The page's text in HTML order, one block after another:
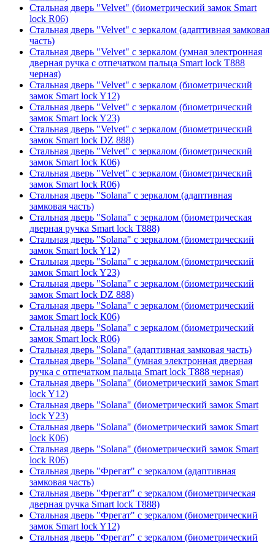
Стальная дверь "Velvet" (биометрический замок Smart
lock R06)
Стальная дверь "Velvet" с зеркалом (адаптивная замковая
часть)
Стальная дверь "Velvet" с зеркалом (умная электронная
дверная ручка с отпечатком пальца Smart lock T888
черная)
Стальная дверь "Velvet" с зеркалом (биометрический
замок Smart lock Y12)
Стальная дверь "Velvet" с зеркалом (биометрический
замок Smart lock Y23)
Стальная дверь "Velvet" с зеркалом (биометрический
замок Smart lock DZ 888)
Стальная дверь "Velvet" с зеркалом (биометрический
замок Smart lock К06)
Стальная дверь "Velvet" с зеркалом (биометрический
замок Smart lock R06)
Стальная дверь "Solana" с зеркалом (адаптивная
замковая часть)
Стальная дверь "Solana" с зеркалом (биометрическая
дверная ручка Smart lock T888)
Стальная дверь "Solana" с зеркалом (биометрический
замок Smart lock Y12)
Стальная дверь "Solana" с зеркалом (биометрический
замок Smart lock Y23)
Стальная дверь "Solana" с зеркалом (биометрический
замок Smart lock DZ 888)
Стальная дверь "Solana" с зеркалом (биометрический
замок Smart lock К06)
Стальная дверь "Solana" с зеркалом (биометрический
замок Smart lock R06)
Стальная дверь "Solana" (адаптивная замковая часть)
Стальная дверь "Solana" (умная электронная дверная
ручка с отпечатком пальца Smart lock T888 черная)
Стальная дверь "Solana" (биометрический замок Smart
lock Y12)
Стальная дверь "Solana" (биометрический замок Smart
lock Y23)
Стальная дверь "Solana" (биометрический замок Smart
lock К06)
Стальная дверь "Solana" (биометрический замок Smart
lock R06)
Стальная дверь "Фрегат" с зеркалом (адаптивная
замковая часть)
Стальная дверь "Фрегат" с зеркалом (биометрическая
дверная ручка Smart lock T888)
Стальная дверь "Фрегат" с зеркалом (биометрический
замок Smart lock Y12)
Стальная дверь "Фрегат" с зеркалом (биометрический